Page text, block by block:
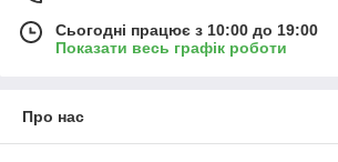
Сьогодні працює з 10:00 до 19:00
Показати весь графік роботи
Про нас